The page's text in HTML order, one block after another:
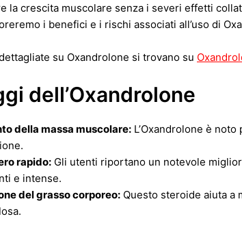
la crescita muscolare senza i severi effetti
i benefici e i rischi associati all’uso di
su Oxandrolone si trovano su
dell’Oxandrolone
della massa muscolare: L’Oxandrolone è
rapido: Gli utenti riportano un notevole
e intense.
del grasso corporeo: Questo steroide aiuta a